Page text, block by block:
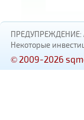
ПРЕДУПРЕЖДЕНИЕ:
Некоторые
© 2009-2026